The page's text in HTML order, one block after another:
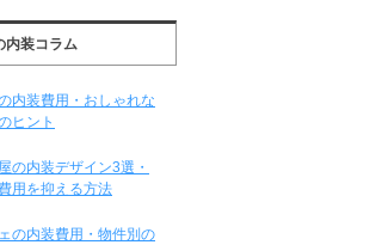
内装コラム
内装費用・おしゃれな
ヒント
の内装デザイン3選・
用を抑える方法
の内装費用・物件別の